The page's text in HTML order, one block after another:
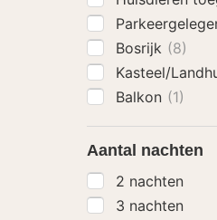
Bosrijk (8)
Kasteel/
Balkon (1)
Aantal nachten
2 nachten
3 nachten